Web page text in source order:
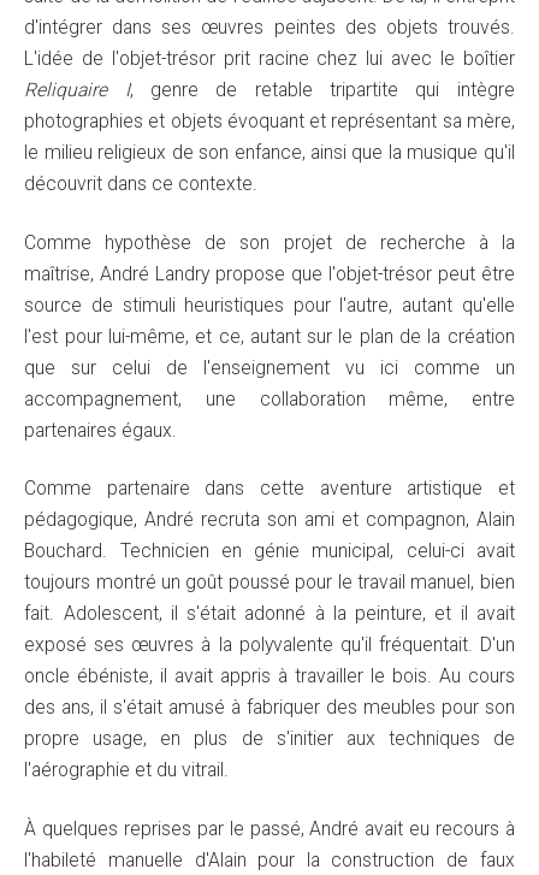
d'intégrer dans ses œuvres peintes des objets trouvés.
L'idée de l'objet-trésor prit racine chez lui avec le boîtier
Reliquaire I, genre de retable tripartite qui intègre
photographies et objets évoquant et représentant sa mère,
le milieu religieux de son enfance, ainsi que la musique qu'il
découvrit dans ce contexte.
Comme hypothèse de son projet de recherche à la
maîtrise, André Landry propose que l'objet-trésor peut être
source de stimuli heuristiques pour l'autre, autant qu'elle
l'est pour lui-même, et ce, autant sur le plan de la création
que sur celui de l'enseignement vu ici comme un
accompagnement, une collaboration même, entre
partenaires égaux.
Comme partenaire dans cette aventure artistique et
pédagogique, André recruta son ami et compagnon, Alain
Bouchard. Technicien en génie municipal, celui-ci avait
toujours montré un goût poussé pour le travail manuel, bien
fait. Adolescent, il s'était adonné à la peinture, et il avait
exposé ses œuvres à la polyvalente qu'il fréquentait. D'un
oncle ébéniste, il avait appris à travailler le bois. Au cours
des ans, il s'était amusé à fabriquer des meubles pour son
propre usage, en plus de s'initier aux techniques de
l'aérographie et du vitrail.
À quelques reprises par le passé, André avait eu recours à
l'habileté manuelle d'Alain pour la construction de faux